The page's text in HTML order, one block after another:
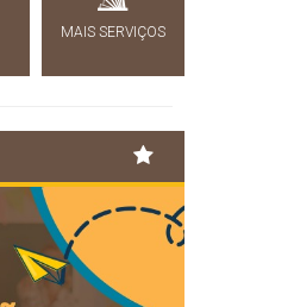
MAIS SERVIÇOS